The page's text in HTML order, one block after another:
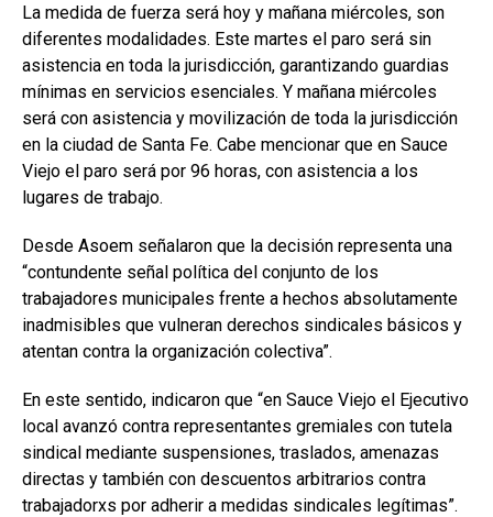
La medida de fuerza será hoy y mañana miércoles, son
diferentes modalidades. Este martes el paro será sin
asistencia en toda la jurisdicción, garantizando guardias
mínimas en servicios esenciales. Y mañana miércoles
será con asistencia y movilización de toda la jurisdicción
en la ciudad de Santa Fe. Cabe mencionar que en Sauce
Viejo el paro será por 96 horas, con asistencia a los
lugares de trabajo.
Desde Asoem señalaron que la decisión representa una
“contundente señal política del conjunto de los
trabajadores municipales frente a hechos absolutamente
inadmisibles que vulneran derechos sindicales básicos y
atentan contra la organización colectiva”.
En este sentido, indicaron que “en Sauce Viejo el Ejecutivo
local avanzó contra representantes gremiales con tutela
sindical mediante suspensiones, traslados, amenazas
directas y también con descuentos arbitrarios contra
trabajadorxs por adherir a medidas sindicales legítimas”.